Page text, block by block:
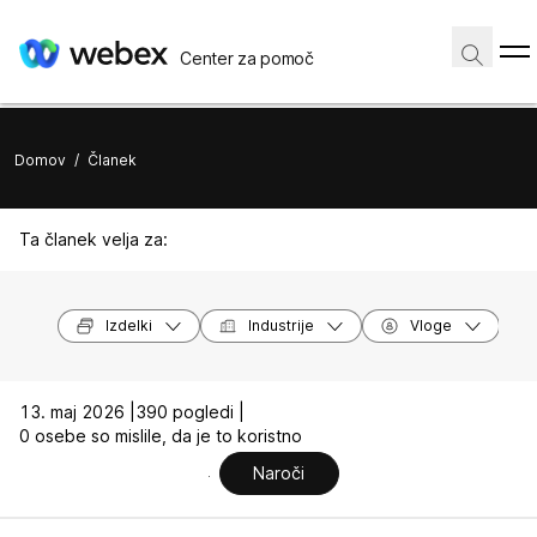
Center za pomoč
Domov / Članek
Ta članek velja za:
Izdelki Industrije Vloge
13. maj 2026 | 390 pogledi |
0 osebe so mislile, da je to koristno
Naroči